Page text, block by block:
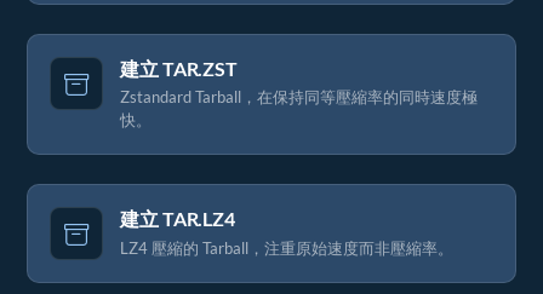
建立 TAR.ZST
Zstandard Tarball，在保持同等壓縮率的同時速度極
快。
建立 TAR.LZ4
LZ4 壓縮的 Tarball，注重原始速度而非壓縮率。